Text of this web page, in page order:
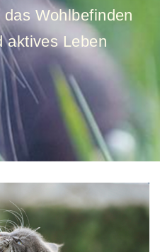
Wohlbefinden
aktives Leben